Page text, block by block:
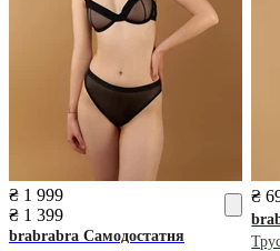
₴ 1 999
₴ 1 399
brabrabra Самодостатня
₴